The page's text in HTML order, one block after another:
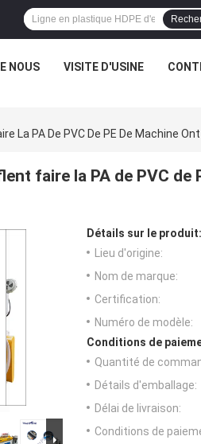
NOUS VISITE D'USINE
La PA De PVC De PE De Machine
faire la PA de PVC de
Détails sur le produit:
Lieu d'origine:
Nom de marque:
Certification:
Numéro de modèle:
Conditions de
Quantité de
Détails d'emballage:
Délai de livraison:
Conditions de